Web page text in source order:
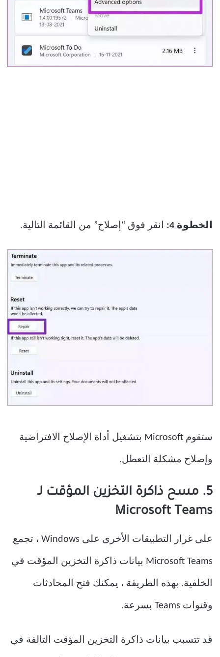
الخطوة 4: انقر فوق “إصلاح” من القائمة التالية.
ستقوم Microsoft بتشغيل أداة الإصلاح الافتراضية
وإصلاح مشكلة التعطل.
5. مسح ذاكرة التخزين المؤقت لـ
Microsoft Teams
على غرار التطبيقات الأخرى على Windows ، تجمع
Microsoft Teams بيانات ذاكرة التخزين المؤقت في
الخلفية. بهذه الطريقة ، يمكنك فتح المحادثات
وقنوات Teams بسرعة.
قد تتسبب بيانات ذاكرة التخزين المؤقت التالفة في